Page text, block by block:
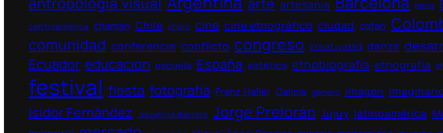
artesania beca
centroamérica chaman Chile cholo cine cine etnográfico ciudad cofán
comunidad conferencia conflicto congreso creatividad danza
Ecuador educacion escuela España estética etnobiografía etnografía
festival fiesta fotografía Franz Haller Galicia género imagen
Isidor Fernàndez Jorgelina Barrera Jorge Prelorán Jujuy latinoamérica